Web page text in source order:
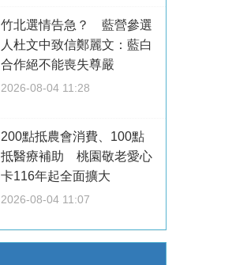
竹北選情告急？ 藍營參選
人杜文中致信鄭麗文：藍白
合作絕不能喪失尊嚴
2026-08-04 11:28
200點抵農會消費、100點
抵醫療補助 桃園敬老愛心
卡116年起全面擴大
2026-08-04 11:07